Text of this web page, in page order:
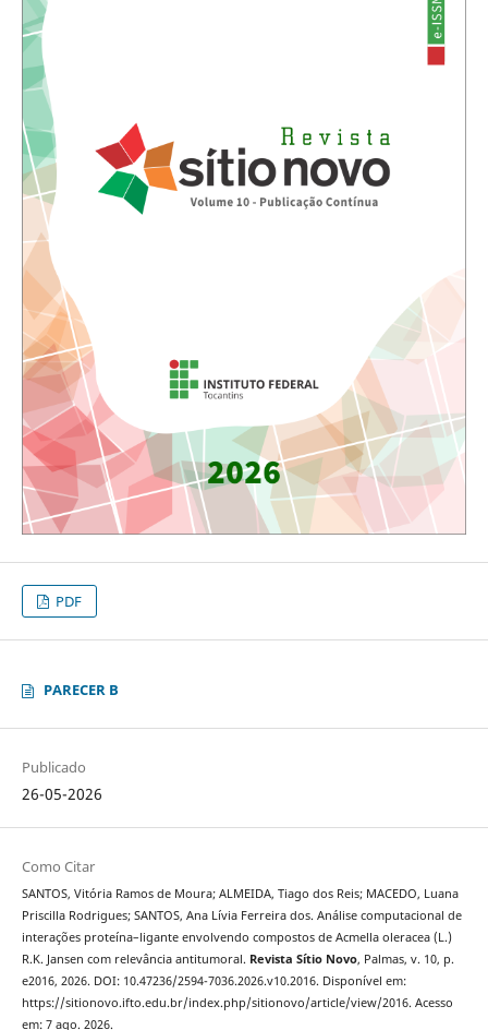
PDF
PARECER B
Publicado
26-05-2026
Como Citar
SANTOS, Vitória Ramos de Moura; ALMEIDA, Tiago dos Reis; MACEDO, Luana
Priscilla Rodrigues; SANTOS, Ana Lívia Ferreira dos. Análise computacional de
interações proteína–ligante envolvendo compostos de Acmella oleracea (L.)
R.K. Jansen com relevância antitumoral. Revista Sítio Novo, Palmas, v. 10, p.
e2016, 2026. DOI: 10.47236/2594-7036.2026.v10.2016. Disponível em:
https://sitionovo.ifto.edu.br/index.php/sitionovo/article/view/2016. Acesso
em: 7 ago. 2026.